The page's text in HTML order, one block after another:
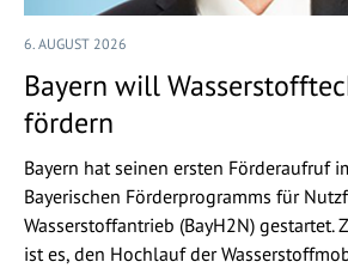
6. AUGUST 2026
Bayern will
fördern
Bayern hat seinen ersten Förderaufruf
Bayerischen Förderprogramms für
Wasserstoffantrieb (BayH2N) gestartet.
ist es, den Hochlauf der